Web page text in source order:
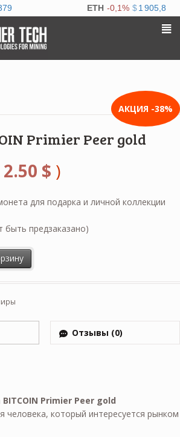
²
АКЦИЯ -38%
Primier Peer gold
2.50 $ )
для подарка и личной коллекции
быть предзаказано)
Отзывы (0)
Primier Peer gold
человека, который интересуется рынком